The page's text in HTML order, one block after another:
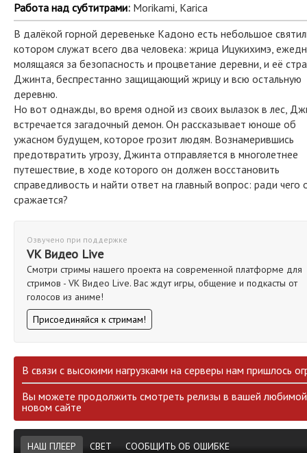
Работа над субтитрами: Morikami, Karica
В далёкой горной деревеньке Кадоно есть небольшое
котором служат всего два человека: жрица Ицукихимэ,
молящаяся за безопасность и процветание деревни, и её
Джинта, беспрестанно защищающий жрицу и всю остальную
деревню.
Но вот однажды, во время одной из своих вылазок в лес,
встречается загадочный демон. Он рассказывает юноше об
ужасном будущем, которое грозит людям. Вознамерившись
предотвратить угрозу, Джинта отправляется в многолетнее
путешествие, в ходе которого он должен восстановить
справедливость и найти ответ на главный вопрос: ради чего
сражается?
Озвучено при поддержке
VK Видео Live
Смотри стримы нашего проекта на современной платформе для
стримов - VK Видео Live. Вас ждут игры, общение и подкасты от
голосов из аниме!
Присоединяйся к стримам!
В связи с высокими нагрузками на серверы нам пришлось
Вы можете продолжить смотреть релизы в вашей
новом сайте
НАШ ПЛЕЕР СВЕТ СООБЩИТЬ ОБ ОШИБКЕ